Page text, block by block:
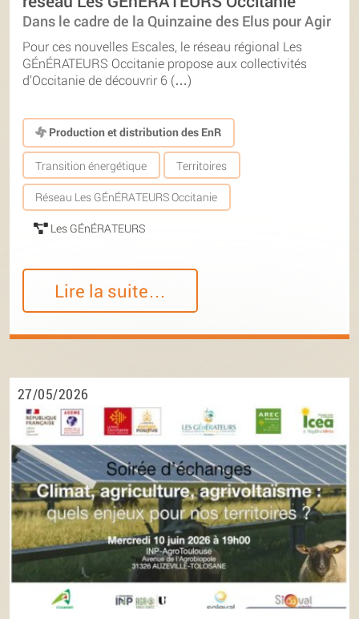
Dans le cadre de la Quinzaine des Elus pour Agir
Pour ces nouvelles Escales, le réseau régional Les
GÉnÉRATEURS Occitanie propose aux collectivités
d’Occitanie de découvrir 6 (…)
Production et distribution des EnR
Transition énergétique Territoires
Réseau Les GÉnÉRATEURS Occitanie
Les GÉnÉRATEURS
Lire la suite…
27/05/2026